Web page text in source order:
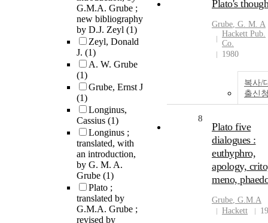
G.M.A. Grube ;
new bibliography
by D.J. Zeyl (1)
Zeyl, Donald
J. (1)
A. W. Grube
(1)
Grube, Ernst J
(1)
Longinus,
Cassius (1)
Longinus ;
translated, with
an introduction,
by G. M. A.
Grube (1)
Plato ;
translated by
G.M.A. Grube ;
revised by
Plato's
Grube, G. M. A
Hackett Pub.
Co.
1980
복사/
출신
8
Plato five
dialogues :
euthyphro,
apology,
meno,
Grube, G.M.A
Hackett